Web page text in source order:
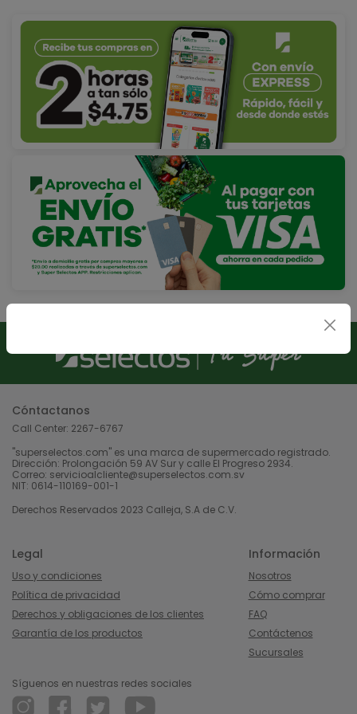
Cóntactanos
Call Center: 2267-6767
"superselectos.com" es una marca de supermercado registrado.
Dirección: Prolongación 59 AV Sur y calle El Progreso 2934.
Correo: servicioalcliente@superselectos.com.sv
NIT: 0614-110169-001-1
Derechos Reservados 2023 Calleja, S.A de C.V.
Legal
Uso y condiciones
Política de privacidad
Derechos y obligaciones de los clientes
Garantía de los productos
Información
Nosotros
Cómo comprar
FAQ
Contáctenos
Sucursales
Síguenos en nuestras redes sociales